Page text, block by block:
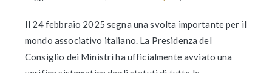
Il 24 febbraio 2025 segna una svolta importante per il
mondo associativo italiano. La Presidenza del
Consiglio dei Ministri ha ufficialmente avviato una